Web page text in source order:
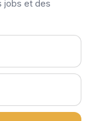
jobs et des